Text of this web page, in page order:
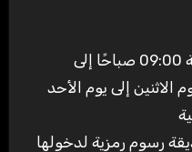
من الساعة 09:00 صباحًا إلى
من يوم الاثنين إلى يوم الأحد
رسوم رمزية لدخولها